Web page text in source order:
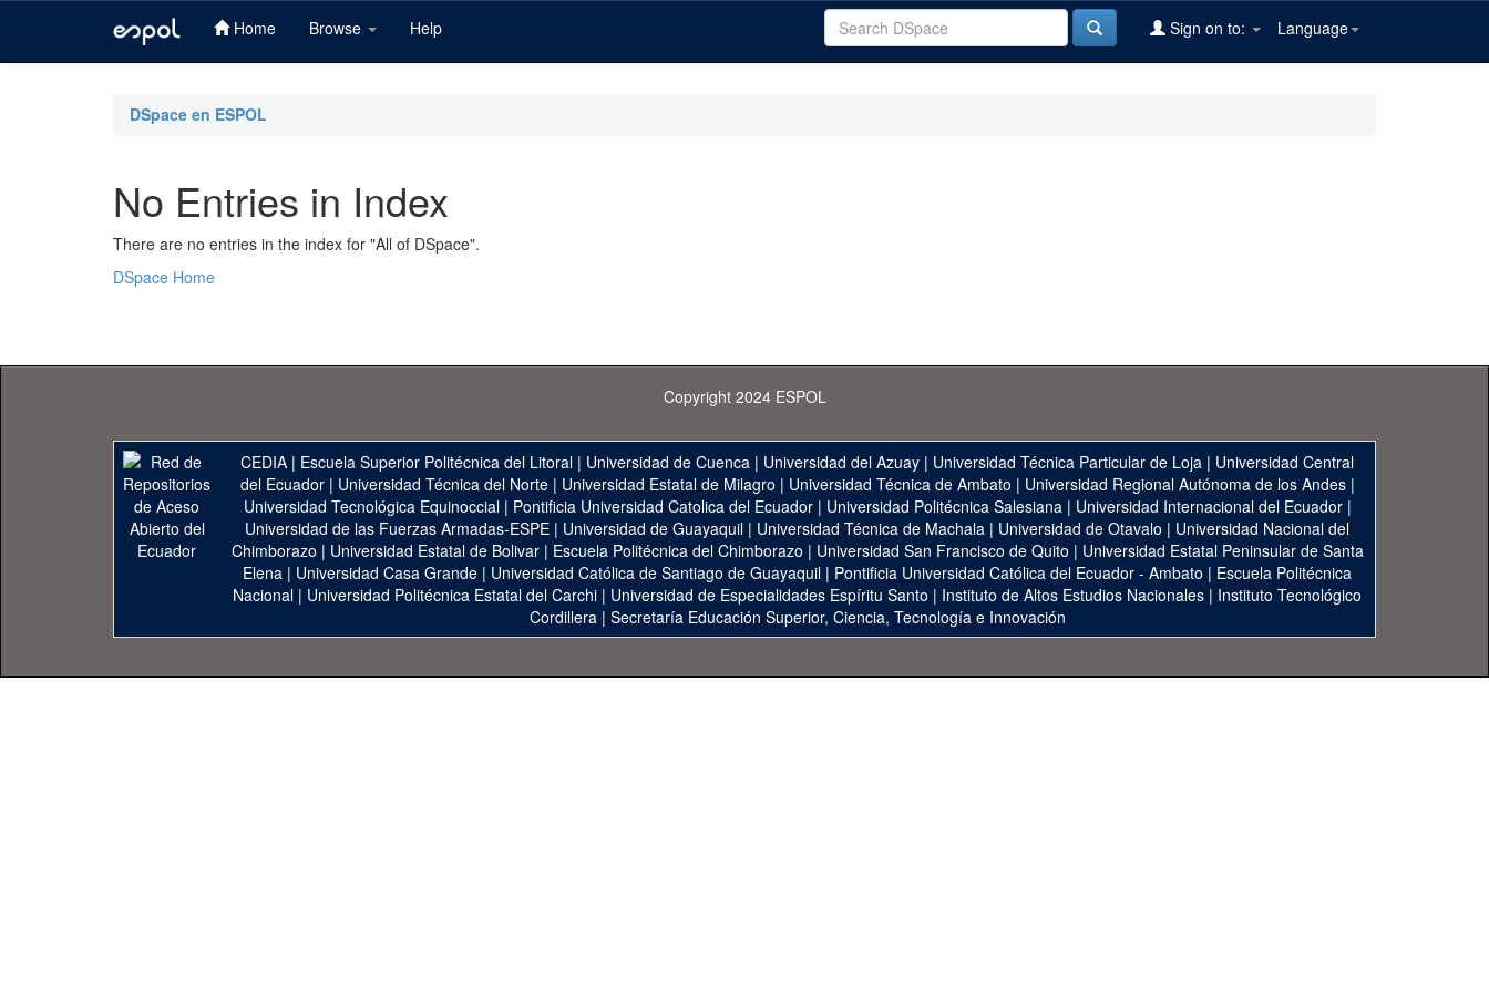
Home Browse Help Language
Sign on to:
DSpace en ESPOL
No Entries in Index
There are no entries in the index for "All of DSpace".
DSpace Home
Copyright 2024 ESPOL
CEDIA | Escuela Superior Politécnica del Litoral | Universidad de Cuenca | Universidad del Azuay | Universidad Técnica Particular de Loja | Universidad Central
del Ecuador| Universidad Técnica del Norte| Universidad Estatal de Milagro | Universidad Técnica de Ambato | Universidad Regional Autónoma de los Andes|
Universidad Tecnológica Equinoccial| Pontificia Universidad Catolica del Ecuador| Universidad Politécnica Salesiana| Universidad Internacional del Ecuador|
Universidad de las Fuerzas Armadas-ESPE | Universidad de Guayaquil | Universidad Técnica de Machala | Universidad de Otavalo | Universidad Nacional del
Chimborazo | Universidad Estatal de Bolivar| Escuela Politécnica del Chimborazo | Universidad San Francisco de Quito | Universidad Estatal Peninsular de Santa
Elena | Universidad Casa Grande | Universidad Católica de Santiago de Guayaquil | Pontificia Universidad Católica del Ecuador - Ambato | Escuela Politécnica
Nacional | Universidad Politécnica Estatal del Carchi | Universidad de Especialidades Espíritu Santo | Instituto de Altos Estudios Nacionales | Instituto Tecnológico
Cordillera| Secretaría Educación Superior, Ciencia, Tecnología e Innovación